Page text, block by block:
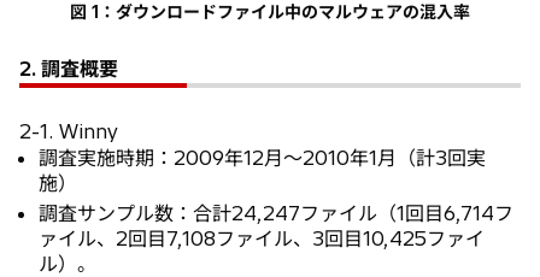
図 1：ダウンロードファイル中のマルウェアの混入率
2. 調査概要
2-1. Winny
調査実施時期：2009年12月～2010年1月（計3回実
施）
調査サンプル数：合計24,247ファイル（1回目6,714フ
ァイル、2回目7,108ファイル、3回目10,425ファイ
ル）。